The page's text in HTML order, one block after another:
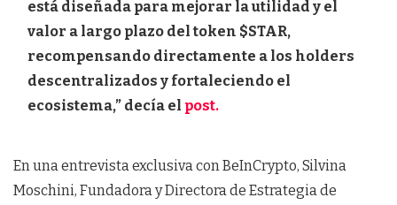
está diseñada para mejorar la utilidad y el
valor a largo plazo del token $STAR,
recompensando directamente a los holders
descentralizados y fortaleciendo el
ecosistema,” decía el post.
En una entrevista exclusiva con BeInCrypto, Silvina
Moschini, Fundadora y Directora de Estrategia de